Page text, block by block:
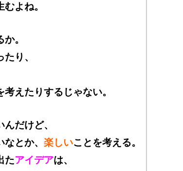
むよね。
。
り、
えたりするじゃない。
だけど、
とか、 楽しいことを考える。
たアイデアは、